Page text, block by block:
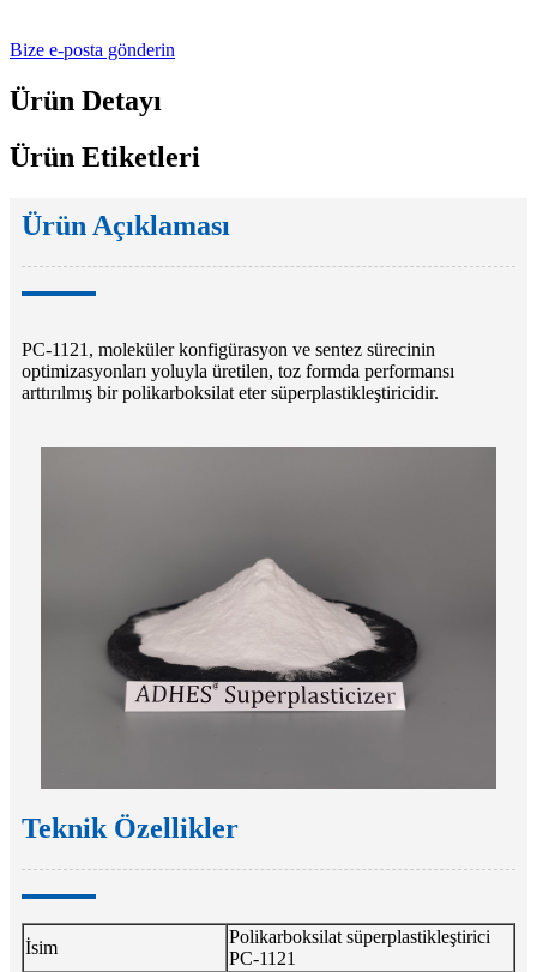
Bize e-posta gönderin
Ürün Detayı
Ürün Etiketleri
Ürün Açıklaması
PC-1121, moleküler konfigürasyon ve sentez sürecinin
optimizasyonları yoluyla üretilen, toz formda performansı
arttırılmış bir polikarboksilat eter süperplastikleştiricidir.
Teknik Özellikler
İsim
Polikarboksilat süperplastikleştirici
PC-1121